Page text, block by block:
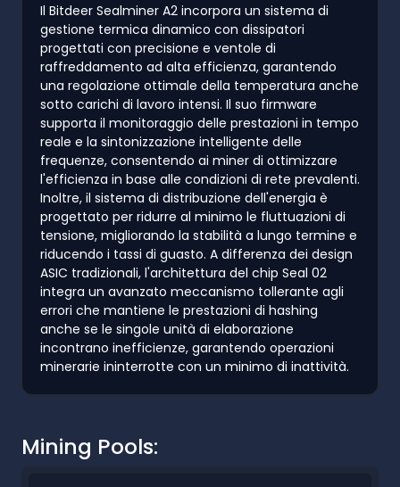
Il Bitdeer Sealminer A2 incorpora un sistema di
gestione termica dinamico con dissipatori
progettati con precisione e ventole di
raffreddamento ad alta efficienza, garantendo
una regolazione ottimale della temperatura anche
sotto carichi di lavoro intensi. Il suo firmware
supporta il monitoraggio delle prestazioni in tempo
reale e la sintonizzazione intelligente delle
frequenze, consentendo ai miner di ottimizzare
l'efficienza in base alle condizioni di rete prevalenti.
Inoltre, il sistema di distribuzione dell'energia è
progettato per ridurre al minimo le fluttuazioni di
tensione, migliorando la stabilità a lungo termine e
riducendo i tassi di guasto. A differenza dei design
ASIC tradizionali, l'architettura del chip Seal 02
integra un avanzato meccanismo tollerante agli
errori che mantiene le prestazioni di hashing
anche se le singole unità di elaborazione
incontrano inefficienze, garantendo operazioni
minerarie ininterrotte con un minimo di inattività.
Mining Pools: